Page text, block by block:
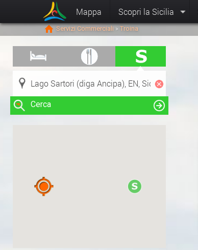
Mappa Scopri la Sicilia
Servizi Commerciali > Troina
Cerca
per visualizzare le informazioni